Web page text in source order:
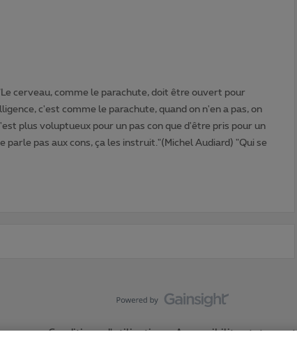
cerveau, comme le parachute, doit être ouvert pour
c'est comme le parachute, quand on n'en a pas, on
plus voluptueux pour un pas con que d'être pris pour un
parle pas aux cons, ça les instruit."(Michel Audiard) "Qui se
Conditions d'utilisation Accessibility statement